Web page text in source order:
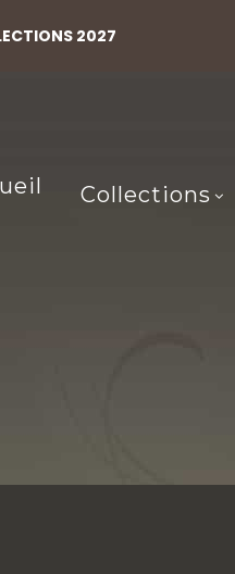
Collections
2027